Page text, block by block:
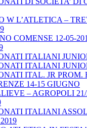
W L’ATLETICA –
COMENSE 12-05-
ITALIANI
ITALIANI
ITAL. JR PROM.
14-15 GIUGNO
– AGROPOLI
ITALIANI